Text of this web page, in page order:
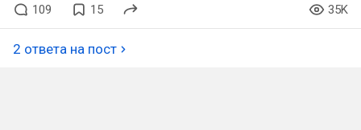
109 15 35K
2 ответа на пост